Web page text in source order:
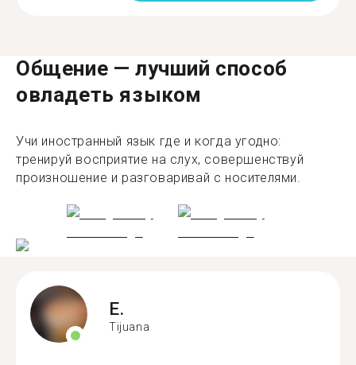
Общение — лучший способ
овладеть языком
Учи иностранный язык где и когда угодно:
тренируй восприятие на слух, совершенствуй
произношение и разговаривай с носителями.
E.
Tijuana